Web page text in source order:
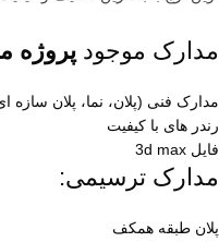
مدارک موجود پروژه
مدارک فنی (پلان، نما، پلان سازه
رندر های با کیفیت
فایل 3d max
مدارک ترسیمی:
پلان طبقه همکف